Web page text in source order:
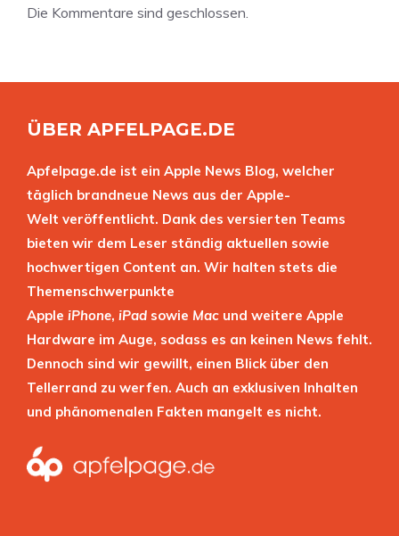
Die Kommentare sind geschlossen.
ÜBER APFELPAGE.DE
Apfelpage.de ist ein Apple News Blog, welcher
täglich brandneue News aus der Apple-
Welt veröffentlicht. Dank des versierten Teams
bieten wir dem Leser ständig aktuellen sowie
hochwertigen Content an. Wir halten stets die
Themenschwerpunkte
Apple iPhone, iPad sowie Mac und weitere Apple
Hardware im Auge, sodass es an keinen News fehlt.
Dennoch sind wir gewillt, einen Blick über den
Tellerrand zu werfen. Auch an exklusiven Inhalten
und phänomenalen Fakten mangelt es nicht.